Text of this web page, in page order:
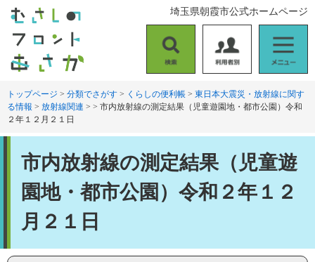
す
。
し
て
索
用
者
別
ニ
ュ
ー
埼玉県朝霞市公式ホームページ
トップページ > 分類でさがす > くらしの便利帳 > 東日本大震災・放射線に関す
る情報 > 放射線関連 > > 市内放射線の測定結果（児童遊園地・都市公園）令和
２年１２月２１日
市内放射線の測定結果（児童遊
園地・都市公園）令和２年１２
月２１日